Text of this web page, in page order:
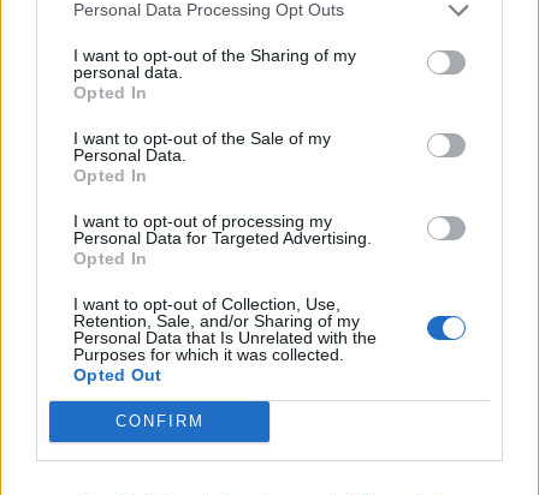
Personal Data Processing Opt Outs
I want to opt-out of the Sharing of my
personal data.
Opted In
I want to opt-out of the Sale of my
Personal Data.
Opted In
I want to opt-out of processing my
Personal Data for Targeted Advertising.
Opted In
I want to opt-out of Collection, Use,
Retention, Sale, and/or Sharing of my
Personal Data that Is Unrelated with the
Purposes for which it was collected.
Opted Out
CONFIRM